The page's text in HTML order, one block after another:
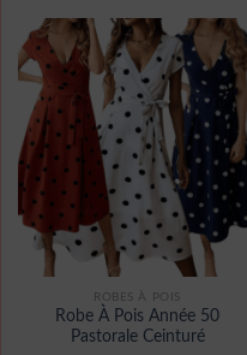
ROBES À POIS
Robe À Pois Année 50
Pastorale Ceinturé